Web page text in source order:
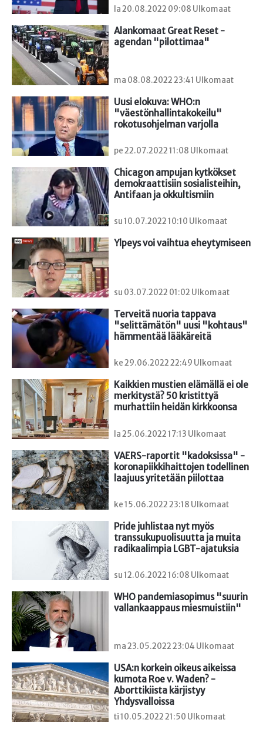
la 20.08.2022 09:08 Ulkomaat
Alankomaat Great Reset -
agendan "pilottimaa"
ma 08.08.2022 23:41 Ulkomaat
Uusi elokuva: WHO:n
"väestönhallintakokeilu"
rokotusohjelman varjolla
pe 22.07.2022 11:08 Ulkomaat
Chicagon ampujan kytkökset
demokraattisiin sosialisteihin,
Antifaan ja okkultismiin
su 10.07.2022 10:10 Ulkomaat
Ylpeys voi vaihtua eheytymiseen
su 03.07.2022 01:02 Ulkomaat
Terveitä nuoria tappava
"selittämätön" uusi "kohtaus"
hämmentää lääkäreitä
ke 29.06.2022 22:49 Ulkomaat
Kaikkien mustien elämällä ei ole
merkitystä? 50 kristittyä
murhattiin heidän kirkkoonsa
la 25.06.2022 17:13 Ulkomaat
VAERS-raportit "kadoksissa" -
koronapiikkihaittojen todellinen
laajuus yritetään piilottaa
ke 15.06.2022 23:18 Ulkomaat
Pride juhlistaa nyt myös
transsukupuolisuutta ja muita
radikaalimpia LGBT-ajatuksia
su 12.06.2022 16:08 Ulkomaat
WHO pandemiasopimus "suurin
vallankaappaus miesmuistiin"
ma 23.05.2022 23:04 Ulkomaat
USA:n korkein oikeus aikeissa
kumota Roe v. Waden? -
Aborttikiista kärjistyy
Yhdysvalloissa
ti 10.05.2022 21:50 Ulkomaat